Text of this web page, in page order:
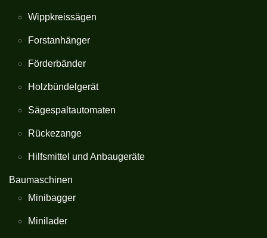
Wippkreissägen
Forstanhänger
Förderbänder
Holzbündelgerät
Sägespaltautomaten
Rückezange
Hilfsmittel und Anbaugeräte
Baumaschinen
Minibagger
Minilader